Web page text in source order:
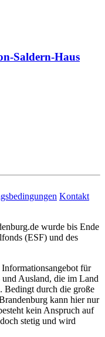
Saldern-Haus
Kontakt
wurde bis Ende
(ESF) und des
für
Ausland, die im Land
Bedingt durch die große
kann hier nur
kein Anspruch auf
stetig und wird